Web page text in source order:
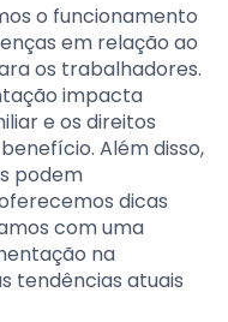
o funcionamento
em relação ao
os trabalhadores.
impacta
e os direitos
Além disso,
podem
dicas
com uma
na
tendências atuais